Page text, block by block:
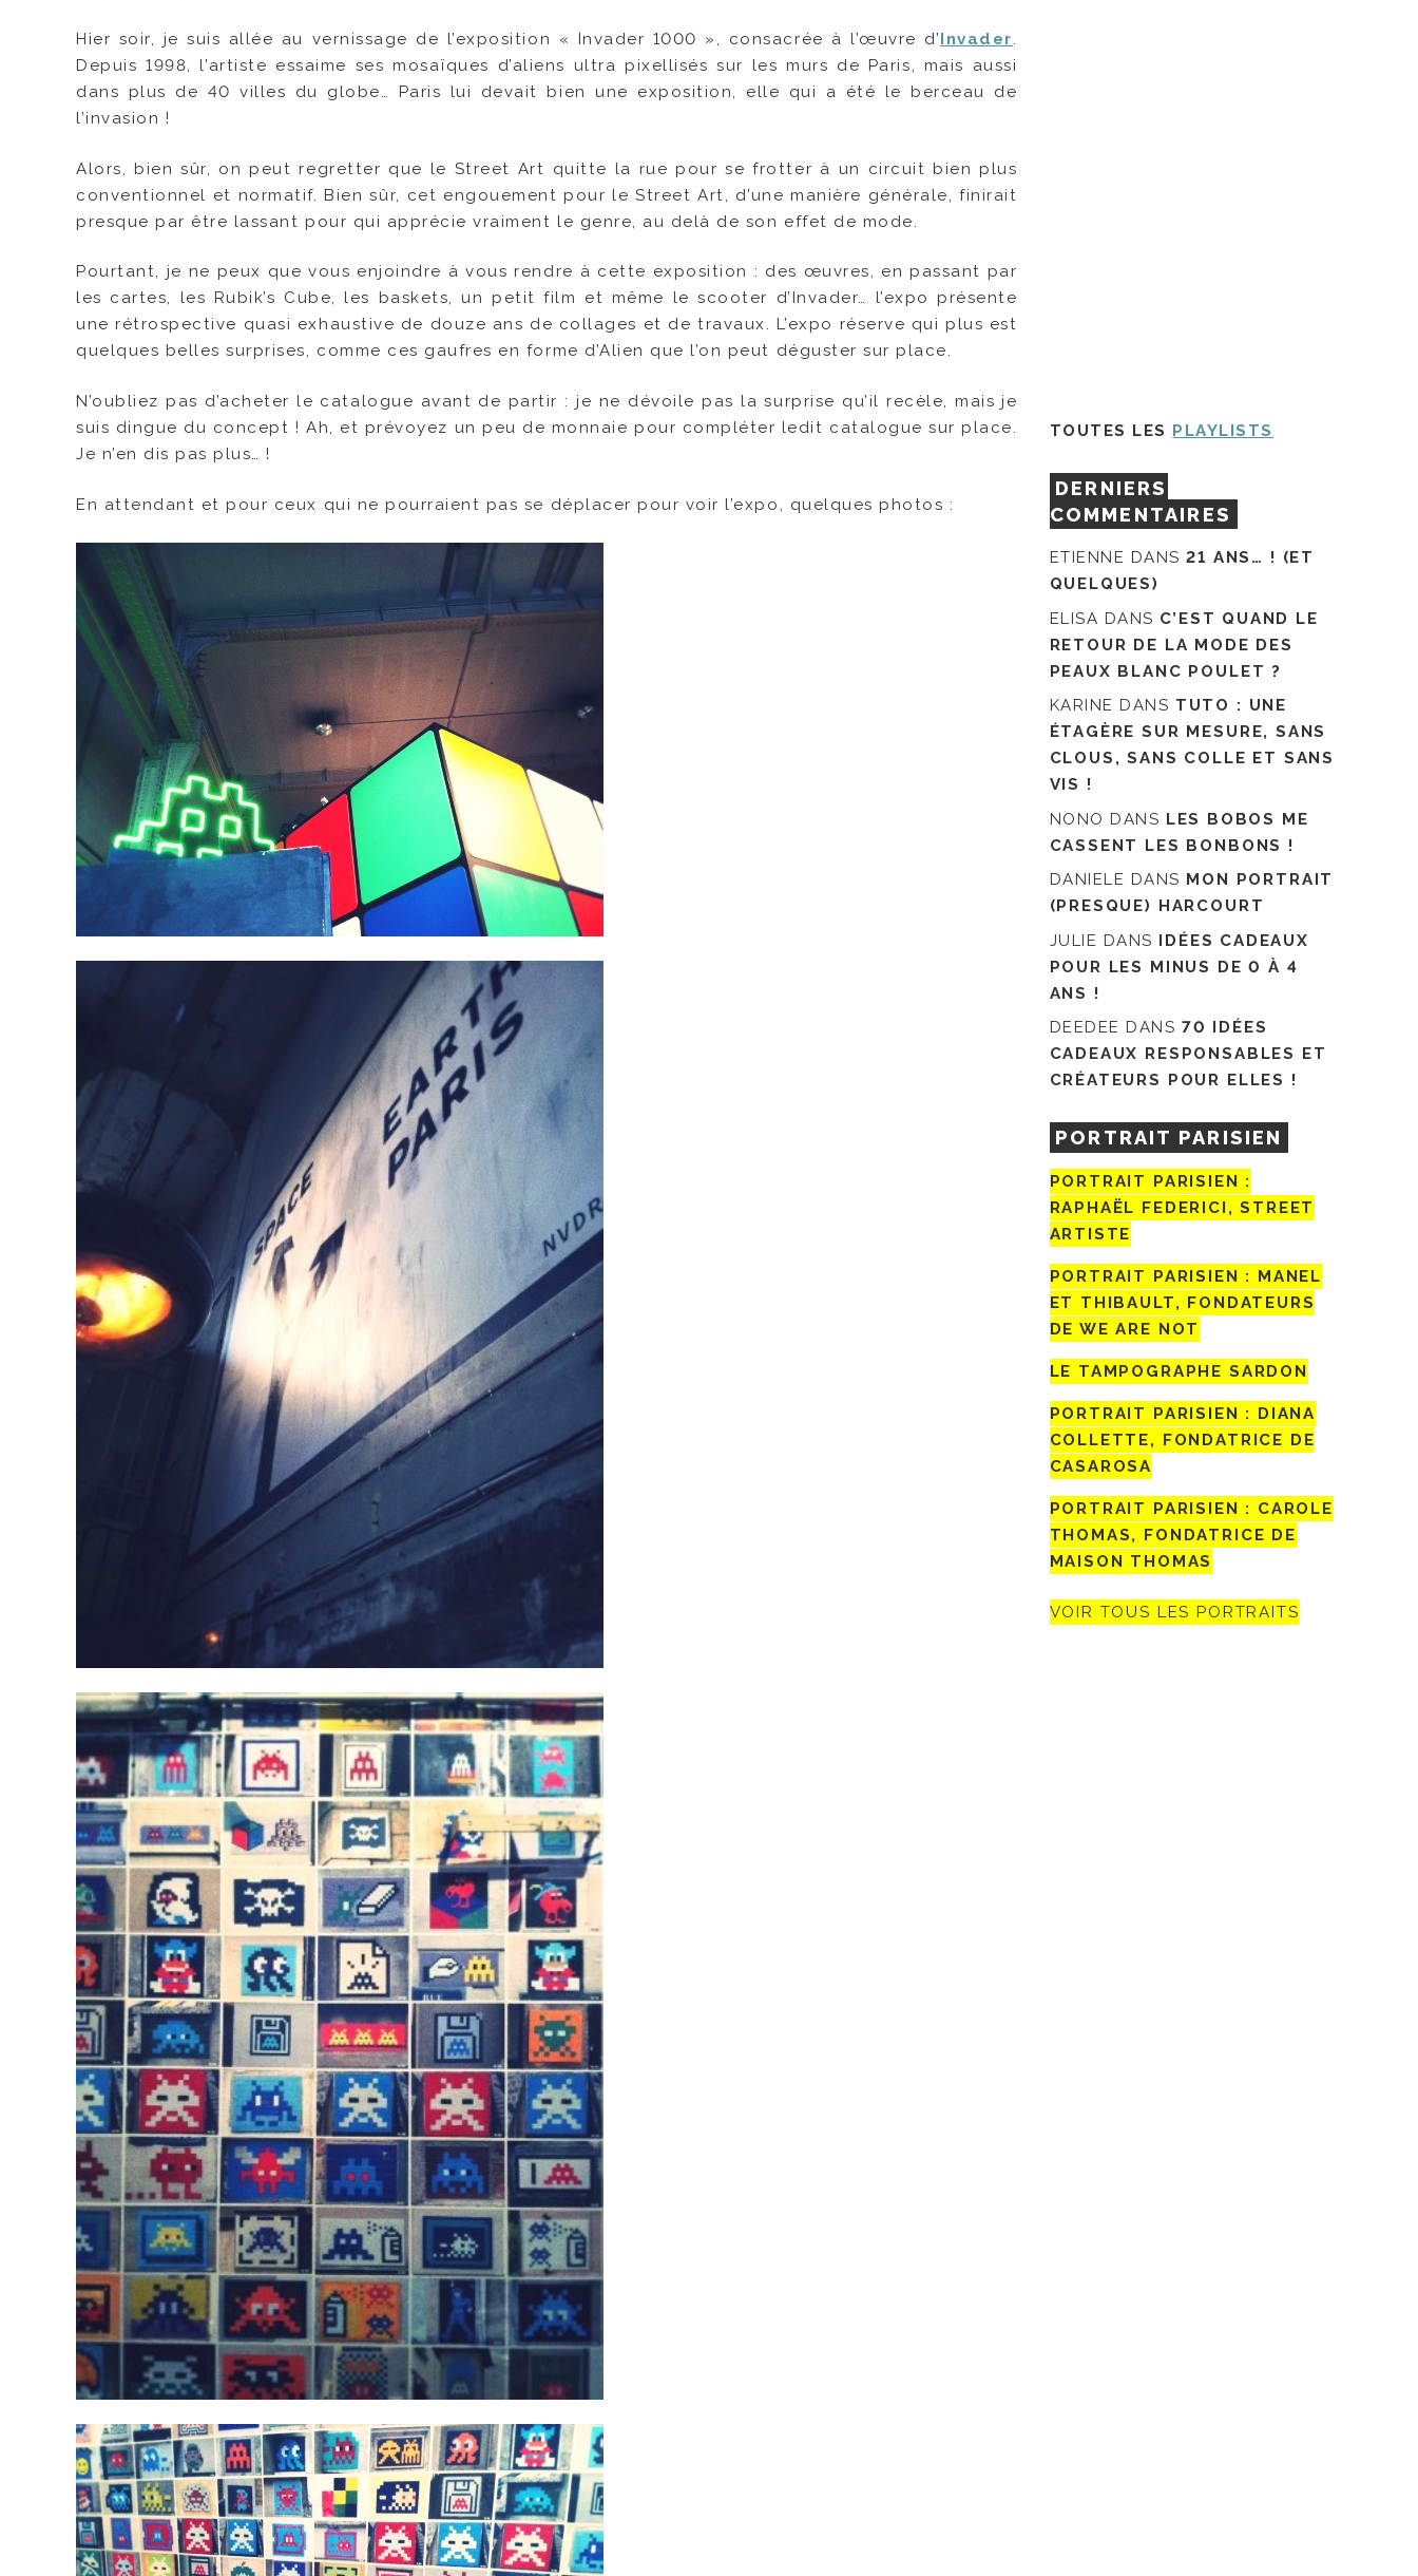
Hier soir, je suis allée au vernissage de l’exposition « Invader 1000 », consacrée à l’œuvre d’Invader.
Depuis 1998, l’artiste essaime ses mosaïques d’aliens ultra pixellisés sur les murs de Paris, mais aussi
dans plus de 40 villes du globe… Paris lui devait bien une exposition, elle qui a été le berceau de
l’invasion !
Alors, bien sûr, on peut regretter que le Street Art quitte la rue pour se frotter à un circuit bien plus
conventionnel et normatif. Bien sûr, cet engouement pour le Street Art, d’une manière générale, finirait
presque par être lassant pour qui apprécie vraiment le genre, au delà de son effet de mode.
Pourtant, je ne peux que vous enjoindre à vous rendre à cette exposition : des œuvres, en passant par
les cartes, les Rubik’s Cube, les baskets, un petit film et même le scooter d’Invader… l’expo présente
une rétrospective quasi exhaustive de douze ans de collages et de travaux. L’expo réserve qui plus est
quelques belles surprises, comme ces gaufres en forme d’Alien que l’on peut déguster sur place.
N’oubliez pas d’acheter le catalogue avant de partir : je ne dévoile pas la surprise qu’il recèle, mais je
suis dingue du concept ! Ah, et prévoyez un peu de monnaie pour compléter ledit catalogue sur place.
Je n’en dis pas plus… !
En attendant et pour ceux qui ne pourraient pas se déplacer pour voir l’expo, quelques photos :
TOUTES LES PLAYLISTS
DERNIERS
COMMENTAIRES
ETIENNE DANS21 ANS… ! (ET
QUELQUES)
ELISA DANS C’EST QUAND LE
RETOUR DE LA MODE DES
PEAUX BLANC POULET ?
KARINE DANS TUTO : UNE
ÉTAGÈRE SUR MESURE, SANS
CLOUS, SANS COLLE ET SANS
VIS !
NONO DANS LES BOBOS ME
CASSENT LES BONBONS !
DANIELE DANS MON PORTRAIT
(PRESQUE) HARCOURT
JULIE DANS IDÉES CADEAUX
POUR LES MINUS DE 0 À 4
ANS !
DEEDEE DANS 70 IDÉES
CADEAUX RESPONSABLES ET
CRÉATEURS POUR ELLES !
PORTRAIT PARISIEN
PORTRAIT PARISIEN :
RAPHAËL FEDERICI, STREET
ARTISTE
PORTRAIT PARISIEN : MANEL
ET THIBAULT, FONDATEURS
DE WE ARE NOT
LE TAMPOGRAPHE SARDON
PORTRAIT PARISIEN : DIANA
COLLETTE, FONDATRICE DE
CASAROSA
PORTRAIT PARISIEN : CAROLE
THOMAS, FONDATRICE DE
MAISON THOMAS
VOIR TOUS LES PORTRAITS